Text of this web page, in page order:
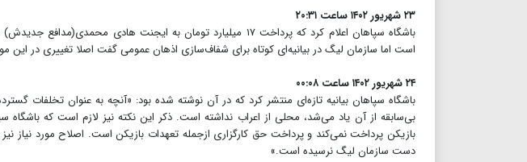
۲۳ شهریور ۱۴۰۲ ساعت ۲۰:۳۱
باشگاه سپاهان اعلام کرد که پرداخت ۱۷ میلیارد تومان به ایجنت هادی
است اما سازمان لیگ در بیانیه‌ای کوتاه برای شفاف‌سازی اذهان عمومی گفت اصلا تغییری در این
۲۴ شهریور ۱۴۰۲ ساعت ۰۰:۰۸
باشگاه سپاهان بیانیه تازه‌ای منتشر کرد که در آن نوشته شده بود: «آنچه به عنوان تخلفات
بی‌سابقه از آن یاد می‌شد، محلی از اعراب نداشته است. ذکر این نکته نیز لازم است که باشگاه
بازیکن پرداخت نمی‌کند و پرداخت حق کارگزاری ازجمله تعهدات بازیکن است. اصلاح مورد نیاز
دست سازمان لیگ نرسیده است.»